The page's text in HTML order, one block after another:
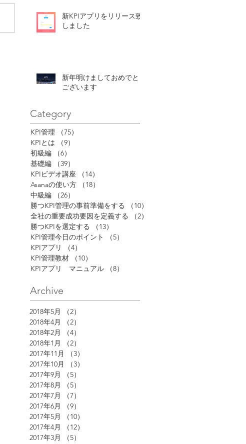
新KPIアプリをリリース致
しました
新年明けましておめでとう
ございます
Category
KPI管理 （75）
KPIとは
（9）
初級編
（6）
基礎編
（39）
KPIビデオ講座
（14）
Asanaの使い方
（18）
中級編
（26）
勝つKPI管理の事前準備をする
（10）
全社の重要成功要因を定義する
（2）
勝つKPIを選定する
（13）
KPI管理今日のポイント
（5）
KPIアプリ
（4）
KPI管理教材
（10）
KPIアプリ マニュアル
（8）
Archive
2018年5月 （2）
2018年4月
（2）
2018年2月
（4）
2018年1月
（2）
2017年11月
（3）
2017年10月
（3）
2017年9月
（5）
2017年8月
（5）
2017年7月
（7）
2017年6月
（9）
2017年5月
（10）
2017年4月
（12）
2017年3月
（5）